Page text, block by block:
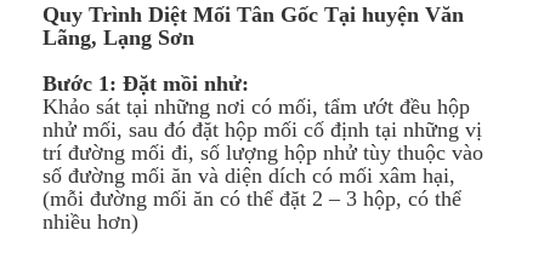
Quy Trình Diệt Mối Tân Gốc Tại huyện Văn
Lãng​, Lạng Sơn
Bước 1: Đặt mồi nhử:
Khảo sát tại những nơi có mối, tẩm ướt đều hộp
nhử mối, sau đó đặt hộp mối cố định tại những vị
trí đường mối đi, số lượng hộp nhử tùy thuộc vào
số đường mối ăn và diện dích có mối xâm hại,
(mỗi đường mối ăn có thể đặt 2 – 3 hộp, có thể
nhiều hơn)